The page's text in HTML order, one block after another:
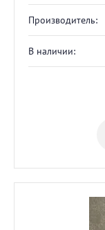
Производитель:
В наличии: